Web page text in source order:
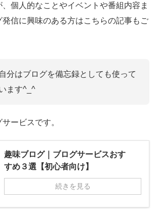
個人的なことやイベントや番組内容ま
発信に興味のある方はこちらの記事もご
自分はブログを備忘録としても使って
ます^_^
ービスです。
趣味ブログ｜ブログサービスおす
すめ３選【初心者向け】
続きを見る